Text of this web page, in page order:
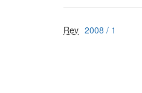
Rev 2008 / 1